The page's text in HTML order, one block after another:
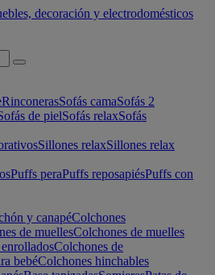
RinconerasSofás camaSofás 2
de pielSofás relaxSofás
Sillones relaxSillones relax
Puffs peraPuffs reposapiésPuffs con
y canapéColchones
de muellesColchones de muelles
Colchones de
bebéColchones hinchables